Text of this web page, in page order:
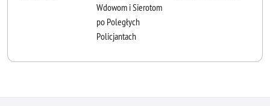
Wdowom i Sierotom
po Poległych
Policjantach